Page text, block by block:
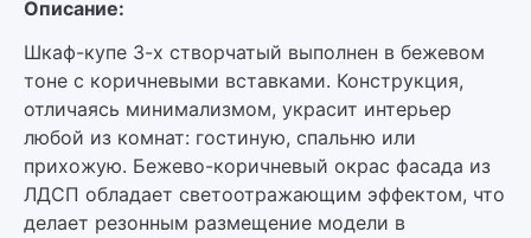
Описание:
Шкаф-купе 3-х створчатый выполнен в бежевом
тоне с коричневыми вставками. Конструкция,
отличаясь минимализмом, украсит интерьер
любой из комнат: гостиную, спальню или
прихожую. Бежево-коричневый окрас фасада из
ЛДСП обладает светоотражающим эффектом, что
делает резонным размещение модели в